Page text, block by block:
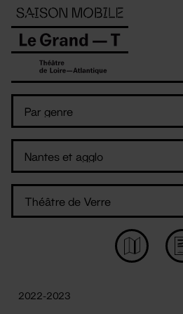
Panneau de gestion des cookies